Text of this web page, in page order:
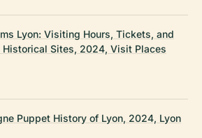
Lyon: Visiting Hours, Tickets, and
Historical Sites, 2024, Visit Places
Puppet History of Lyon, 2024, Lyon